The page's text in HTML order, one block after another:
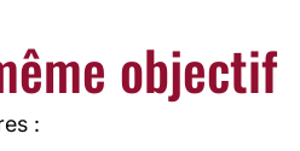
objectif
: